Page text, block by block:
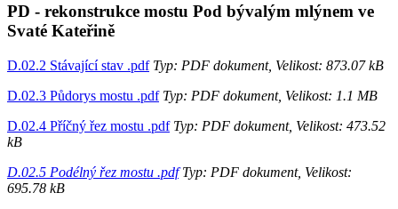
PD - rekonstrukce mostu Pod bývalým mlýnem ve
Svaté Kateřině
D.02.2 Stávající stav .pdfTyp: PDF dokument, Velikost: 873.07 kB
D.02.3 Půdorys mostu .pdfTyp: PDF dokument, Velikost: 1.1 MB
D.02.4 Příčný řez mostu .pdfTyp: PDF dokument, Velikost: 473.52
kB
D.02.5 Podélný řez mostu .pdfTyp: PDF dokument, Velikost:
695.78 kB